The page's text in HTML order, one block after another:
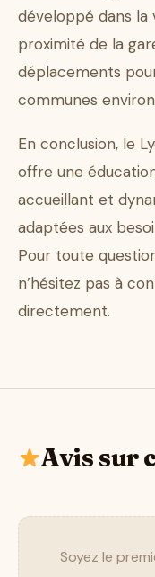
développé dans la
proximité de la
déplacements
communes
En conclusion, le
offre une
accueillant et
adaptées aux
Pour toute
n’hésitez pas à
directement.
Avis sur
Soyez le